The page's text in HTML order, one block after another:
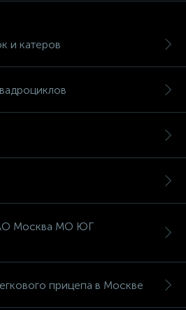
и катеров
Москва МО ЮГ
прицепа в Москве